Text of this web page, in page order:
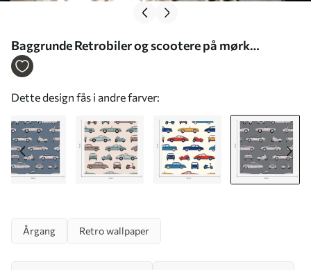
Baggrunde Retrobiler og scootere på mørk
baggrund Nr. a01178v3
Dette design fås i andre farver:
Årgang Retro wallpaper